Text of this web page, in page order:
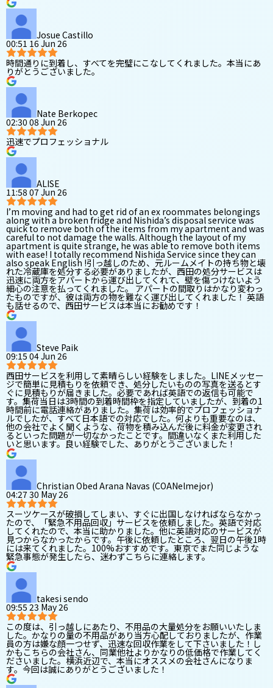
Josue Castillo
00:51 16 Jun 26
時間通りに到着し、すべてを完璧にこなしてくれました。本当にあ
りがとうございました。
Nate Berkopec
02:30 08 Jun 26
迅速でプロフェッショナル
ALISE
11:58 07 Jun 26
I’m moving and had to get rid of an ex roommates belongings
along with a broken fridge and Nishida’s disposal service was
quick to remove both of the items from my apartment and was
careful to not damage the walls. Although the layout of my
apartment is quite strange, he was able to remove both items
with ease! I totally recommend Nishida Service since they can
also speak English !引っ越しのため、元ルームメイトの持ち物と壊
れた冷蔵庫を処分する必要がありましたが、西田の処分サービスは
迅速に両方をアパートから運び出してくれて、壁を傷つけないよう
細心の注意を払ってくれました。 アパートの間取りはかなり変わっ
たものですが、彼は両方の物を難なく運び出してくれました！ 英語
も話せるので、西田サービスは本当にお勧めです！
Steve Paik
09:15 04 Jun 26
西田サービスを利用して素晴らしい経験をしました。LINEメッセー
ジで簡単に見積もりを依頼でき、処分したいものの写真を送るとす
ぐに見積もりが届きました。必要であれば英語での返信も可能で
す。集荷当日は3時間の到着時間枠を指定していましたが、到着の1
時間前に電話連絡がありました。集荷は効率的でプロフェッショナ
ルでしたが、すべて日本語での対応でした。何よりも重要なのは、
他の会社でよく聞くような、荷物を積み込んだ後に料金が変更され
るといった問題が一切なかったことです。間違いなくまた利用した
いと思います。良い経験でした、ありがとうございました！
Christian Obed Arana Navas (COANelmejor)
04:27 30 May 26
スーツケースが破損してしまい、すぐに出国しなければならなかっ
たので、「緊急不用品回収」サービスを依頼しました。英語で対応
してくれたので、本当に助かりました。他に英語対応のサービスが
見つからなかったからです。午後に依頼したところ、翌日の午後1時
には来てくれました。100%おすすめです。東京でまた同じような
緊急事態が発生したら、迷わずこちらに連絡します。
takesi sendo
09:55 23 May 26
この度は、引っ越しにあたり、不用品の大量処分をお願いいたしま
した。かなりの量の不用品があり当方心配しておりましたが、作業
員の方は嫌な顔一つせず、迅速な回収作業をして下さいました！し
かもこちらの会社さん、同業他社よりかなりの低価格で作業してく
ださいました。横浜近辺で、本当にオススメの会社さんになりま
す。今回は誠にありがとうございました！